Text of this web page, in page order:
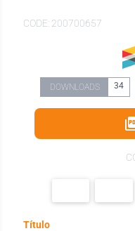
CODE: 200700657
DOWNLOADS 34
Título